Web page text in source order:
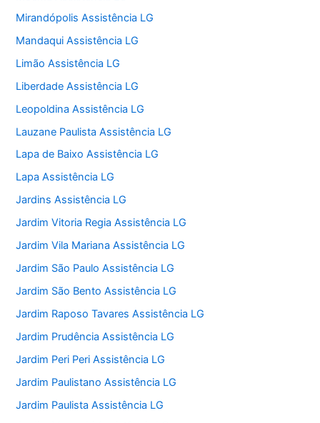
Mirandópolis Assistência LG
Mandaqui Assistência LG
Limão Assistência LG
Liberdade Assistência LG
Leopoldina Assistência LG
Lauzane Paulista Assistência LG
Lapa de Baixo Assistência LG
Lapa Assistência LG
Jardins Assistência LG
Jardim Vitoria Regia Assistência LG
Jardim Vila Mariana Assistência LG
Jardim São Paulo Assistência LG
Jardim São Bento Assistência LG
Jardim Raposo Tavares Assistência LG
Jardim Prudência Assistência LG
Jardim Peri Peri Assistência LG
Jardim Paulistano Assistência LG
Jardim Paulista Assistência LG